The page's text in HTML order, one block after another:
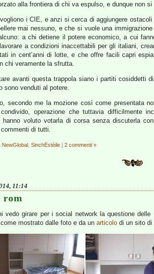
alla frontiera di chi va espulso, e dunque non
i CIE, e anzi si cerca di aggiungere
mai nessuno, e che si vuole una
a chi detiene il potere economico, a cui
a condizioni inaccettabili per gli italiani,
in cent’anni di lotte, e che offre facili capri
chi veramente la sfrutta.
avanti questa trappola siano i partiti cosiddetti
sono venduti al potere.
secondo me la mozione così come presentata
operazione che tuttavia difficilmente
hanno voluto votarla di corsa senza discuterla
di tutti.
NewGlobal SinchËstèile | 2 commenti »
11:14
rom
vedo girare per i social network la questione delle
mostrato dalle foto e da un articolo di un sito di